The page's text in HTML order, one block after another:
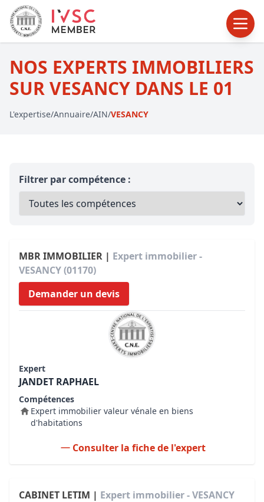
NOS EXPERTS IMMOBILIERS
SUR VESANCY DANS LE 01
L'expertise/Annuaire/AIN/VESANCY
Filtrer par compétence :
MBR IMMOBILIER | Expert immobilier -
VESANCY (01170)
Demander un devis
Expert
JANDET RAPHAEL
Compétences
Expert immobilier valeur vénale en biens
d'habitations
Consulter la fiche de l'expert
CABINET LETIM | Expert immobilier - VESANCY